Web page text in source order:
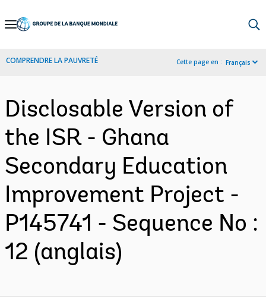
Skip
Navigation
COMPRENDRE LA PAUVRETÉ Cette page en : Français
Disclosable Version of
the ISR - Ghana
Secondary Education
Improvement Project -
P145741 - Sequence No :
12 (anglais)